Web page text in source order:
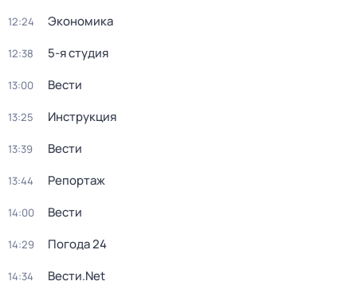
12:24 Экономика
12:38 5-я студия
13:00 Вести
13:25 Инструкция
13:39 Вести
13:44 Репортаж
14:00 Вести
14:29 Погода 24
14:34 Вести.Net